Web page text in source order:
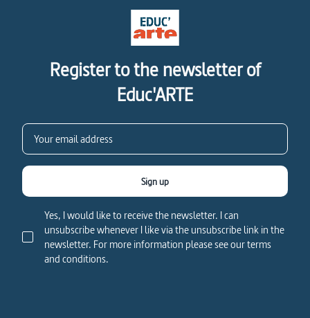
Register to the newsletter of
Educ'ARTE
Yes, I would like to receive the newsletter. I can
unsubscribe whenever I like via the unsubscribe link in the
newsletter. For more information please see our terms
and conditions.
Sign up